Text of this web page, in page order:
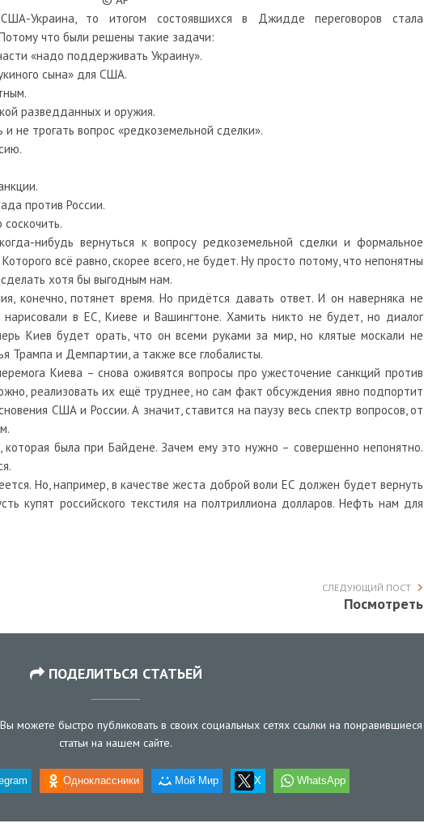
США-Украина, то итогом состоявшихся в Джидде переговоров стала
что были решены такие задачи:
«надо поддерживать Украину».
сына» для США.
разведданных и оружия.
не трогать вопрос «редкоземельной сделки».
против России.
нибудь вернуться к вопросу редкоземельной сделки и формальное
всё равно, скорее всего, не будет. Ну просто потому, что непонятны
хотя бы выгодным нам.
конечно, потянет время. Но придётся давать ответ. И он наверняка не
в ЕС, Киеве и Вашингтоне. Хамить никто не будет, но диалог
Киев будет орать, что он всеми руками за мир, но клятые москали не
Трампа и Демпартии, а также все глобалисты.
Киева – снова оживятся вопросы про ужесточение санкций против
реализовать их ещё труднее, но сам факт обсуждения явно подпортит
США и России. А значит, ставится на паузу весь спектр вопросов, от
была при Байдене. Зачем ему это нужно – совершенно непонятно.
Но, например, в качестве жеста доброй воли ЕС должен будет вернуть
купят российского текстиля на полтриллиона долларов. Нефть нам для
СЛЕДУЮЩИЙ ПОСТ
Посмотреть
ПОДЕЛИТЬСЯ СТАТЬЕЙ
можете быстро публиковать в своих социальных сетях ссылки на понравившиеся
статьи на нашем сайте.
Одноклассники Мой Мир X WhatsApp